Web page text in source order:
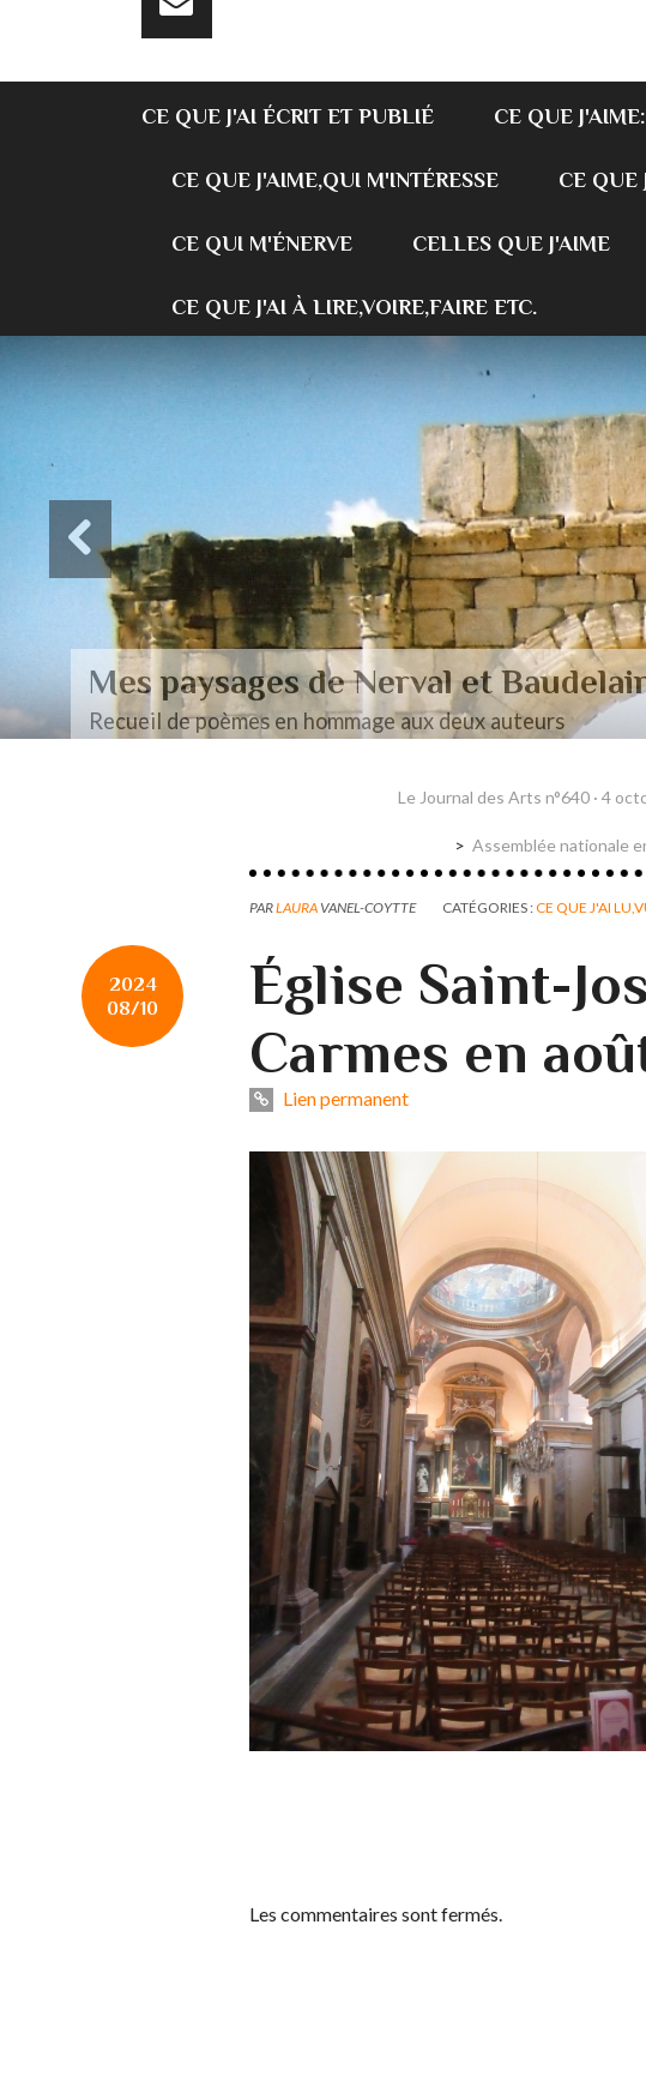
CE QUE J'AI ÉCRIT ET PUBLIÉ CE QUE
CE QUE J'AIME,QUI M'INTÉRESSE CE QUE
CE QUI M'ÉNERVE CELLES QUE J'AIME
CE QUE J'AI À LIRE,VOIRE,FAIRE ETC.
Des paysages de Baudelaire
Mon mémoire de maîtrise
Le Journal des Arts n°640 · 4
Assemblée nationale
PARLAURA VANEL-COYTTE CATÉGORIES :CE QUE J'AI
2024
08/10
Église Saint-
Carmes en
Lien permanent
Les commentaires sont fermés.